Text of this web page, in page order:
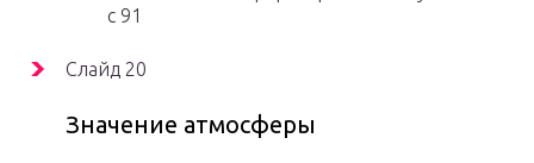
с 91
Слайд 20
Значение атмосферы